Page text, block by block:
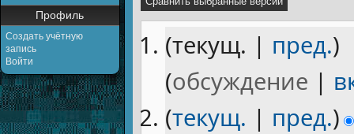
Профиль
Создать учётную
запись
Войти
(текущ. | пред.)
(обсуждение |
(текущ. | пред.)